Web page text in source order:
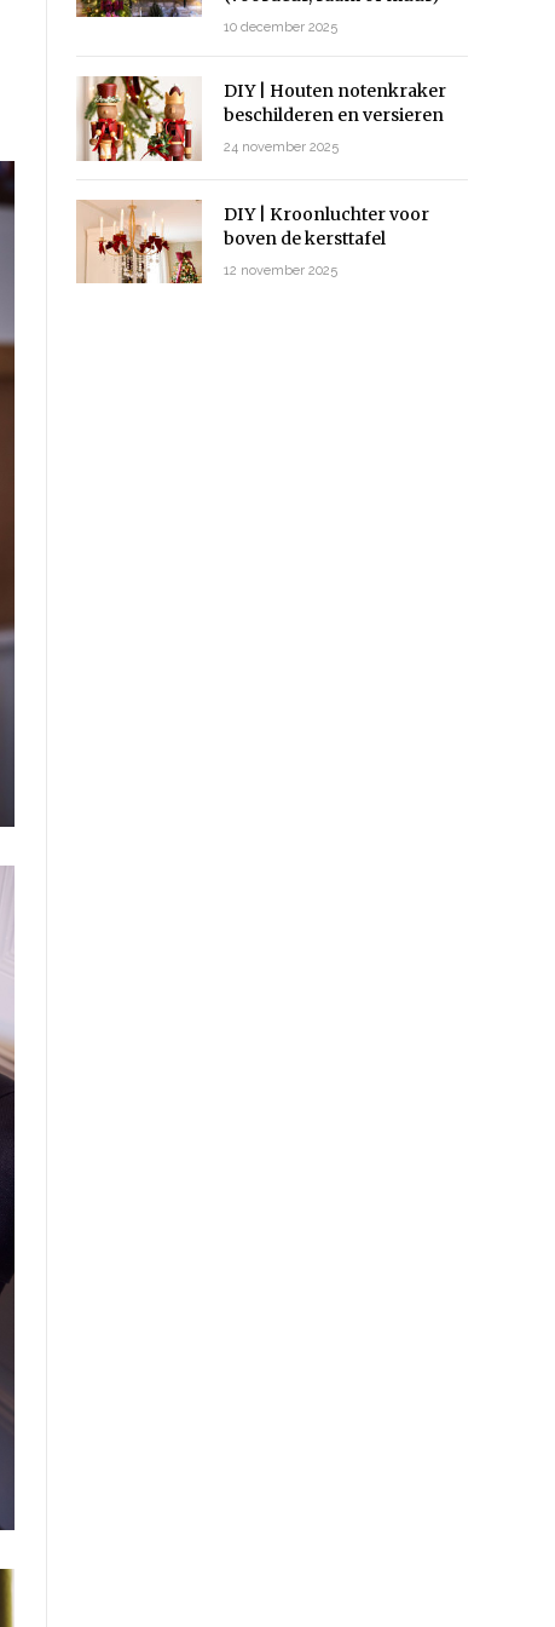
10 december 2025
DIY | Houten notenkraker
beschilderen en versieren
24 november 2025
DIY | Kroonluchter voor
boven de kersttafel
12 november 2025